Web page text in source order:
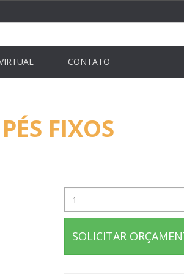
CONTATO
FIXOS
SOLICITAR